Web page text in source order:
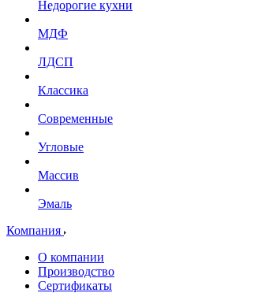
Недорогие кухни
МДФ
ЛДСП
Классика
Современные
Угловые
Массив
Эмаль
Компания
О компании
Производство
Сертификаты